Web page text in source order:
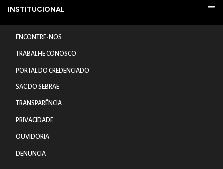
INSTITUCIONAL
ENCONTRE-NOS
TRABALHE CONOSCO
PORTAL DO CREDENCIADO
SAC DO SEBRAE
TRANSPARÊNCIA
PRIVACIDADE
OUVIDORIA
DENUNCIA